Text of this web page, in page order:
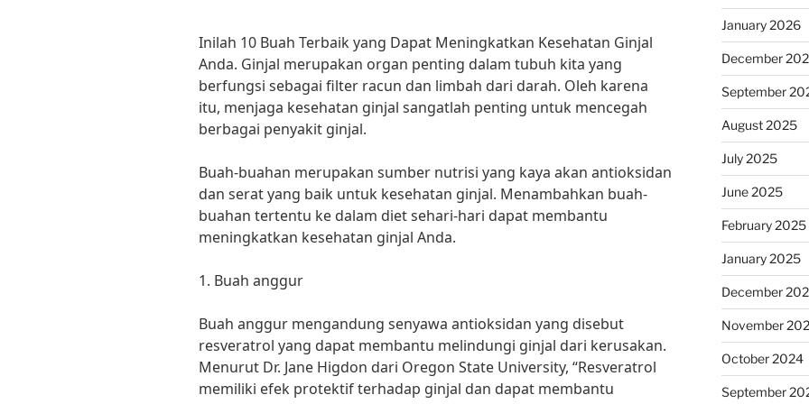
Inilah 10 Buah Terbaik yang Dapat Meningkatkan Kesehatan Ginjal
Anda. Ginjal merupakan organ penting dalam tubuh kita yang
berfungsi sebagai filter racun dan limbah dari darah. Oleh karena
itu, menjaga kesehatan ginjal sangatlah penting untuk mencegah
berbagai penyakit ginjal.
Buah-buahan merupakan sumber nutrisi yang kaya akan antioksidan
dan serat yang baik untuk kesehatan ginjal. Menambahkan buah-
buahan tertentu ke dalam diet sehari-hari dapat membantu
meningkatkan kesehatan ginjal Anda.
1. Buah anggur
Buah anggur mengandung senyawa antioksidan yang disebut
resveratrol yang dapat membantu melindungi ginjal dari kerusakan.
Menurut Dr. Jane Higdon dari Oregon State University, “Resveratrol
memiliki efek protektif terhadap ginjal dan dapat membantu
January 2026
December
September
August 2025
July 2025
June 2025
February 2025
January 2025
December
November
October 2024
September